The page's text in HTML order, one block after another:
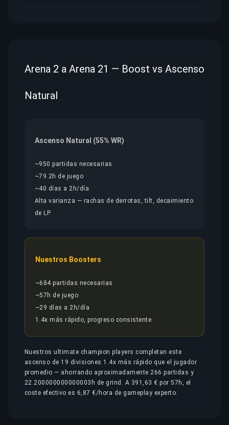
Arena 2 a Arena 21 — Boost vs Ascenso
Natural
Ascenso Natural (55% WR)
~950 partidas necesarias
~79.2h de juego
~40 días a 2h/día
Alta varianza — rachas de derrotas, tilt, decaimiento
de LP
Nuestros Boosters
~684 partidas necesarias
~57h de juego
~29 días a 2h/día
1.4x más rápido, progreso consistente
Nuestros ultimate champion players completan este
ascenso de 19 divisiones 1.4x más rápido que el jugador
promedio — ahorrando aproximadamente 266 partidas y
22.200000000000003h de grind. A 391,63 € por 57h, el
coste efectivo es 6,87 €/hora de gameplay experto.